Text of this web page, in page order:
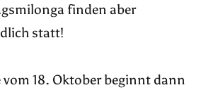
finden aber
statt!
vom 18. Oktober beginnt dann